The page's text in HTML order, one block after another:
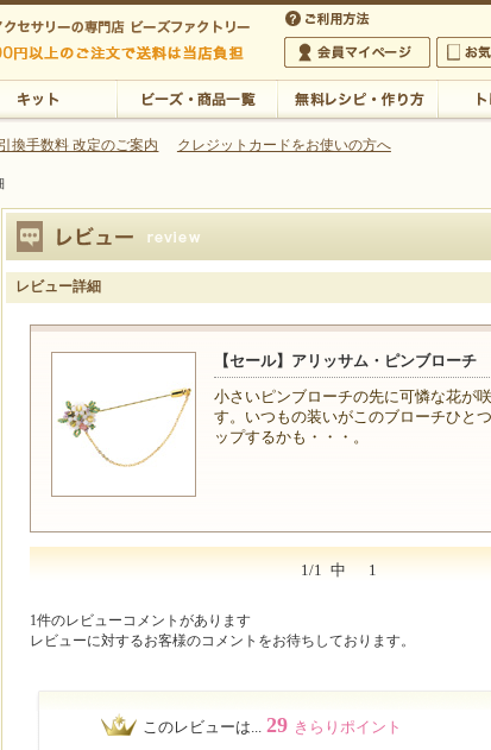
具など・アクセサリーの専門店
セサリーの専門店 ビーズファクトリー 5,000円以上のご注文で送料は当店
ァクトリー 5,000円以上のご注文で送料は当店が負担いたします
会員マイページ
お気に
換手数料 改定のご案内 クレジットカードをお使いの方へ
レビュー詳細
【セール】アリッサム・ピンブローチ
小さいピンブローチの先に可憐な花が
す。いつもの装いがこのブローチひと
ップするかも・・・。
1/1 中 1
1件のレビューコメントがあります
レビューに対するお客様のコメントをお待ちしております。
このレビューは... 29 きらりポイント